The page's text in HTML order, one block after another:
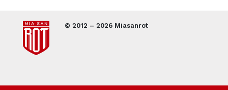
© 2012 – 2026 Miasanrot